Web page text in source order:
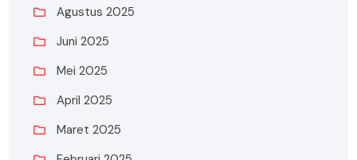
Agustus 2025
Juni 2025
Mei 2025
April 2025
Maret 2025